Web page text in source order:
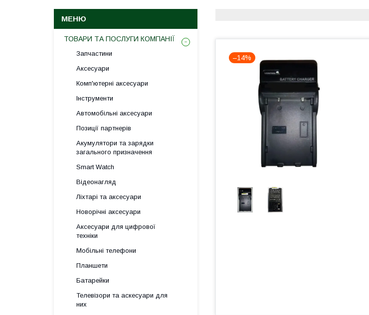
–14%
ТОВАРИ ТА ПОСЛУГИ КОМПАНІЇ
Запчастини
Аксесуари
Комп'ютерні аксесуари
Інструменти
Автомобільні аксесуари
Позиції партнерів
Акумулятори та зарядки
загального призначення
Smart Watch
Відеонагляд
Ліхтарі та аксесуари
Новорічні аксесуари
Аксесуари для цифрової
техніки
Мобільні телефони
Планшети
Батарейки
Телевізори та аскесуари для
них